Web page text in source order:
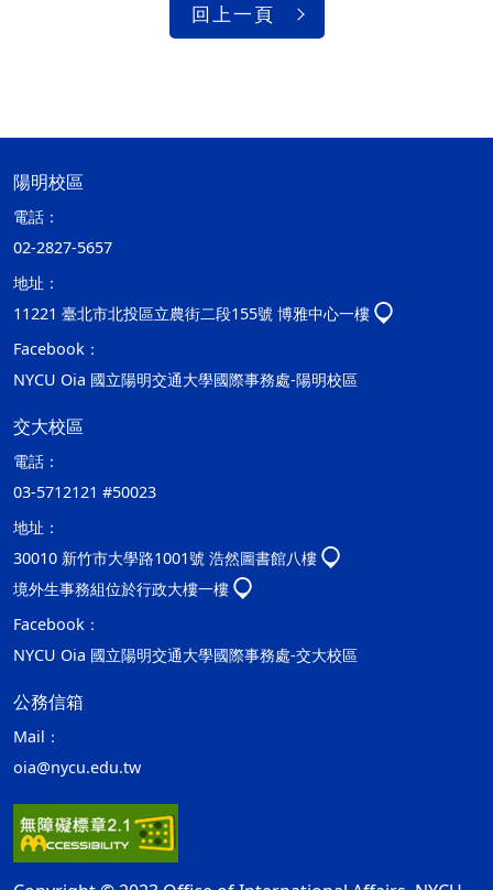
回上一頁
陽明校區
電話：
02-2827-5657
地址：
11221 臺北市北投區立農街二段155號 博雅中心一樓
Facebook：
NYCU Oia 國立陽明交通大學國際事務處-陽明校區
交大校區
電話：
03-5712121 #50023
地址：
30010 新竹市大學路1001號 浩然圖書館八樓
境外生事務組位於行政大樓一樓
Facebook：
NYCU Oia 國立陽明交通大學國際事務處-交大校區
公務信箱
Mail：
oia@nycu.edu.tw